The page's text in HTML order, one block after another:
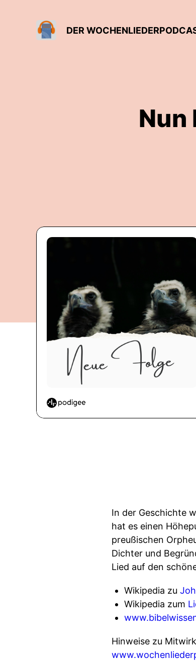
DER
Nun
In der Geschichte
hat es einen
preußischen
Dichter und
Lied auf den
Wikipedia zu
Wikipedia zum
Hinweise zu